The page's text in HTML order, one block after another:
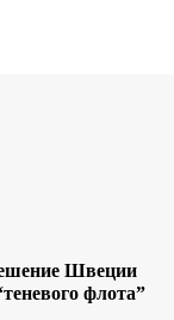
Швеции
флота”